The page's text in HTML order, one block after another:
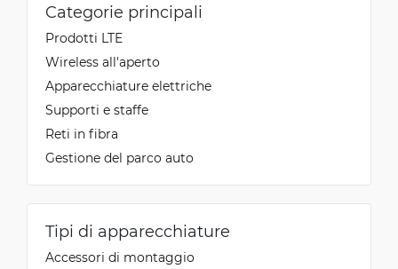
Categorie principali
Prodotti LTE
Wireless all'aperto
Apparecchiature elettriche
Supporti e staffe
Reti in fibra
Gestione del parco auto
Tipi di apparecchiature
Accessori di montaggio